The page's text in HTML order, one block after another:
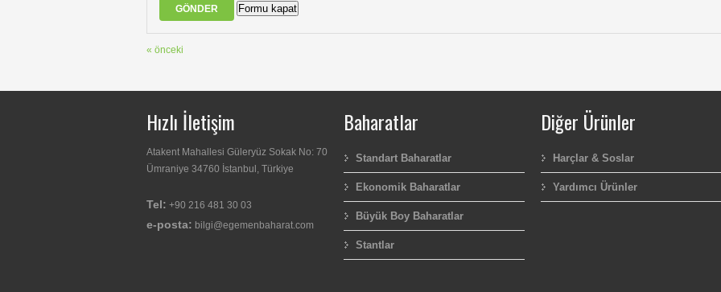
GÖNDER Formu kapat
« önceki
Hızlı İletişim
Atakent Mahallesi Güleryüz Sokak No: 70
Ümraniye 34760 İstanbul, Türkiye
Tel: +90 216 481 30 03
e-posta: bilgi@egemenbaharat.com
Baharatlar
Standart Baharatlar
Ekonomik Baharatlar
Büyük Boy Baharatlar
Stantlar
Diğer Ürünler
Harçlar & Soslar
Yardımcı Ürünler